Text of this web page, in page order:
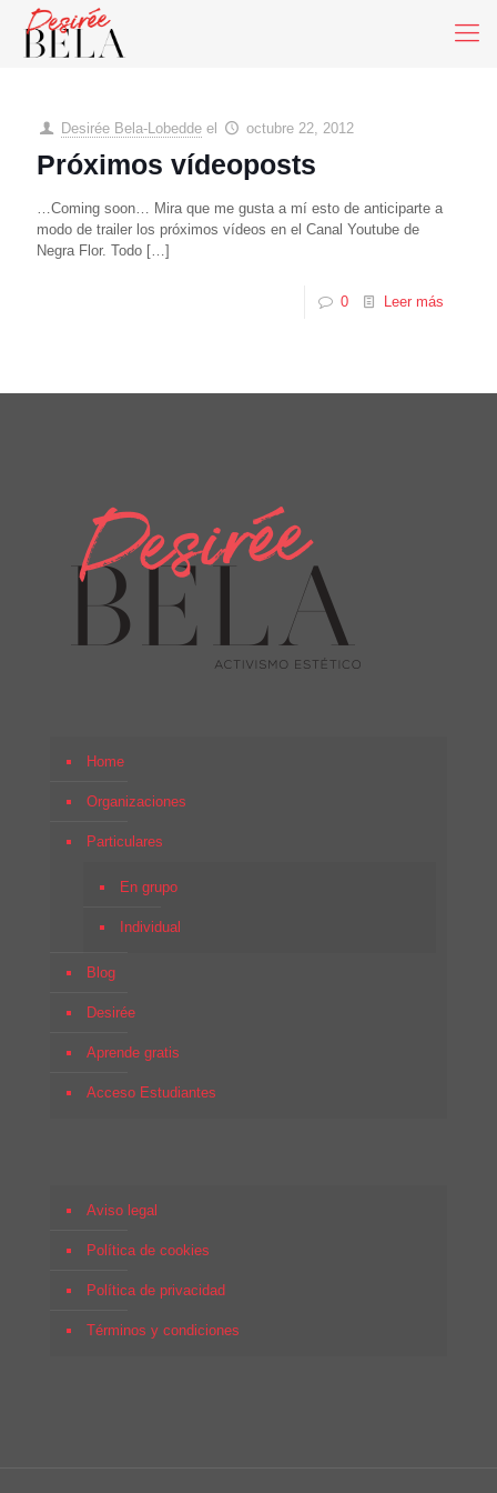
Desirée Bela-Lobedde el octubre 22, 2012
Próximos vídeoposts
…Coming soon… Mira que me gusta a mí esto de anticiparte a
modo de trailer los próximos vídeos en el Canal Youtube de
Negra Flor. Todo […]
0 Leer más
Home
Organizaciones
Particulares
En grupo
Individual
Blog
Desirée
Aprende gratis
Acceso Estudiantes
Aviso legal
Política de cookies
Política de privacidad
Términos y condiciones